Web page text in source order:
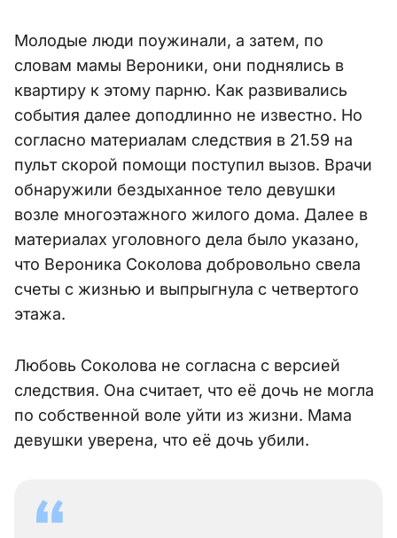
Молодые люди поужинали, а затем, по
словам мамы Вероники, они поднялись в
квартиру к этому парню. Как развивались
события далее доподлинно не известно. Но
согласно материалам следствия в 21.59 на
пульт скорой помощи поступил вызов. Врачи
обнаружили бездыханное тело девушки
возле многоэтажного жилого дома. Далее в
материалах уголовного дела было указано,
что Вероника Соколова добровольно свела
счеты с жизнью и выпрыгнула с четвертого
этажа.
Любовь Соколова не согласна с версией
следствия. Она считает, что её дочь не могла
по собственной воле уйти из жизни. Мама
девушки уверена, что её дочь убили.